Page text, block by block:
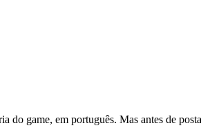
do game, em português. Mas antes de